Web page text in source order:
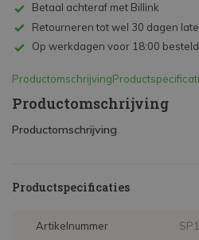
Betaal achteraf met Billink
Retourneren tot wel 30 dagen
Op werkdagen voor 18:00
Productomschrijving
Productomschrijving
Productomschrijving
Productspecificaties
Artikelnummer